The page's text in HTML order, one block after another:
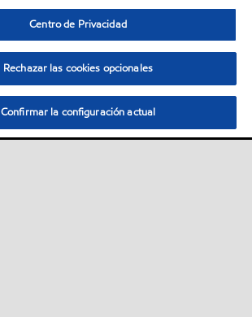
Centro de Privacidad
Rechazar las cookies opcionales
Confirmar la configuración actual